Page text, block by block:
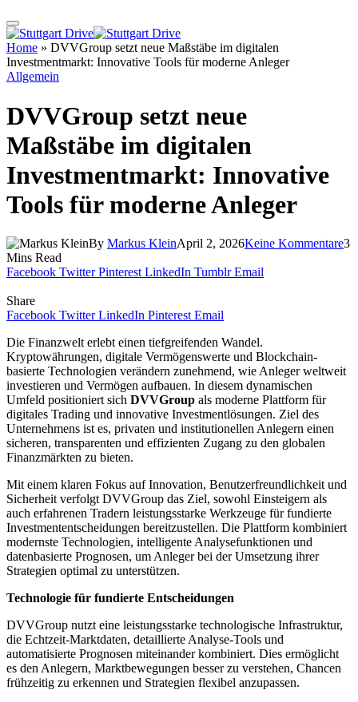
Home » DVVGroup setzt neue Maßstäbe im digitalen
Investmentmarkt: Innovative Tools für moderne Anleger
Allgemein
DVVGroup setzt neue
Maßstäbe im digitalen
Investmentmarkt: Innovative
Tools für moderne Anleger
By Markus KleinApril 2, 2026Keine Kommentare3
Mins Read
Facebook Twitter Pinterest LinkedIn Tumblr Email
Share
Facebook Twitter LinkedIn Pinterest Email
Die Finanzwelt erlebt einen tiefgreifenden Wandel.
Kryptowährungen, digitale Vermögenswerte und Blockchain-
basierte Technologien verändern zunehmend, wie Anleger weltweit
investieren und Vermögen aufbauen. In diesem dynamischen
Umfeld positioniert sich DVVGroup als moderne Plattform für
digitales Trading und innovative Investmentlösungen. Ziel des
Unternehmens ist es, privaten und institutionellen Anlegern einen
sicheren, transparenten und effizienten Zugang zu den globalen
Finanzmärkten zu bieten.
Mit einem klaren Fokus auf Innovation, Benutzerfreundlichkeit und
Sicherheit verfolgt DVVGroup das Ziel, sowohl Einsteigern als
auch erfahrenen Tradern leistungsstarke Werkzeuge für fundierte
Investmententscheidungen bereitzustellen. Die Plattform kombiniert
modernste Technologien, intelligente Analysefunktionen und
datenbasierte Prognosen, um Anleger bei der Umsetzung ihrer
Strategien optimal zu unterstützen.
Technologie für fundierte Entscheidungen
DVVGroup nutzt eine leistungsstarke technologische Infrastruktur,
die Echtzeit-Marktdaten, detaillierte Analyse-Tools und
automatisierte Prognosen miteinander kombiniert. Dies ermöglicht
es den Anlegern, Marktbewegungen besser zu verstehen, Chancen
frühzeitig zu erkennen und Strategien flexibel anzupassen.